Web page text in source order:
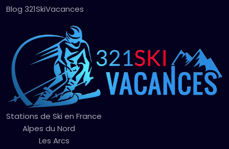
Blog 321SkiVacances
Stations de Ski en France
Alpes du Nord
Les Arcs